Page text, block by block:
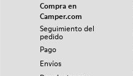
Compra en
Camper.com
Seguimiento del
pedido
Pago
Envíos